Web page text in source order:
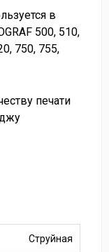
в
500, 510,
750, 755,
печати
Струйная